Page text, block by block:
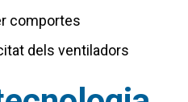
comportes
dels ventiladors